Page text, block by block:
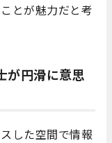
とが魅力だと考
が円滑に意思
した空間で情報